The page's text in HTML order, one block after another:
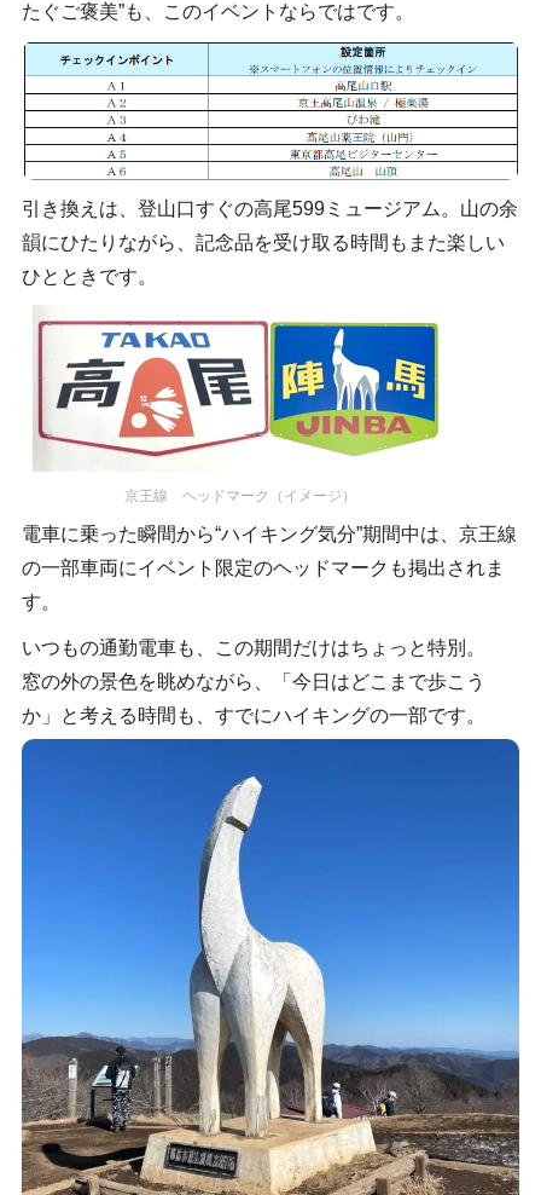
たぐご褒美”も、このイベントならではです。
引き換えは、登山口すぐの高尾599ミュージアム。山の余
韻にひたりながら、記念品を受け取る時間もまた楽しい
ひとときです。
京王線 ヘッドマーク（イメージ）
電車に乗った瞬間から“ハイキング気分”期間中は、京王線
の一部車両にイベント限定のヘッドマークも掲出されま
す。
いつもの通勤電車も、この期間だけはちょっと特別。
窓の外の景色を眺めながら、「今日はどこまで歩こう
か」と考える時間も、すでにハイキングの一部です。